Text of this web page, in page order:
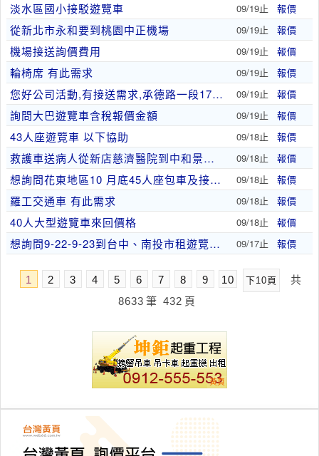
淡水區國小接駁遊覽車 09/19止 報價
從新北市永和要到桃園中正機場 09/19止 報價
機場接送詢價費用 09/19止 報價
輪椅席 有此需求 09/19止 報價
您好公司活動,有接送需求,承德路一段17號士林區.. 09/19止 報價
詢問大巴遊覽車含稅報價金額 09/19止 報價
43人座遊覽車 以下協助 09/18止 報價
救護車送病人從新店慈濟醫院到中和景新街的住家 09/18止 報價
想詢問花東地區10 月底45人座包車及接送趟價格 09/18止 報價
羅工交通車 有此需求 09/18止 報價
40人大型遊覽車來回價格 09/18止 報價
想詢問9-22-9-23到台中、南投市租遊覽車價.. 09/17止 報價
1 2 3 4 5 6 7 8 9 10 下10頁
共
8633 筆 432 頁